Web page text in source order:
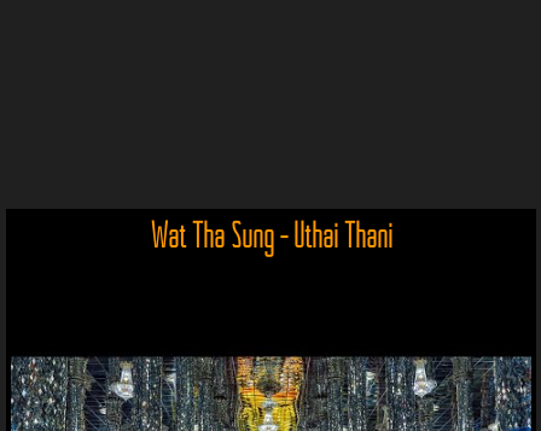
Wat Tha Sung - Uthai Thani